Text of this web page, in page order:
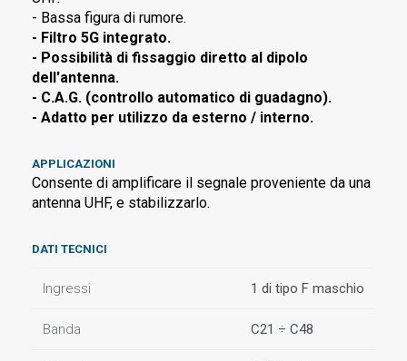
- Bassa figura di rumore.
- Filtro 5G integrato.
- Possibilità di fissaggio diretto al dipolo
dell'antenna.
- C.A.G. (controllo automatico di guadagno).
- Adatto per utilizzo da esterno / interno.
APPLICAZIONI
Consente di amplificare il segnale proveniente da una
antenna UHF, e stabilizzarlo.
DATI TECNICI
Ingressi 1 di tipo F maschio
Banda C21 ÷ C48